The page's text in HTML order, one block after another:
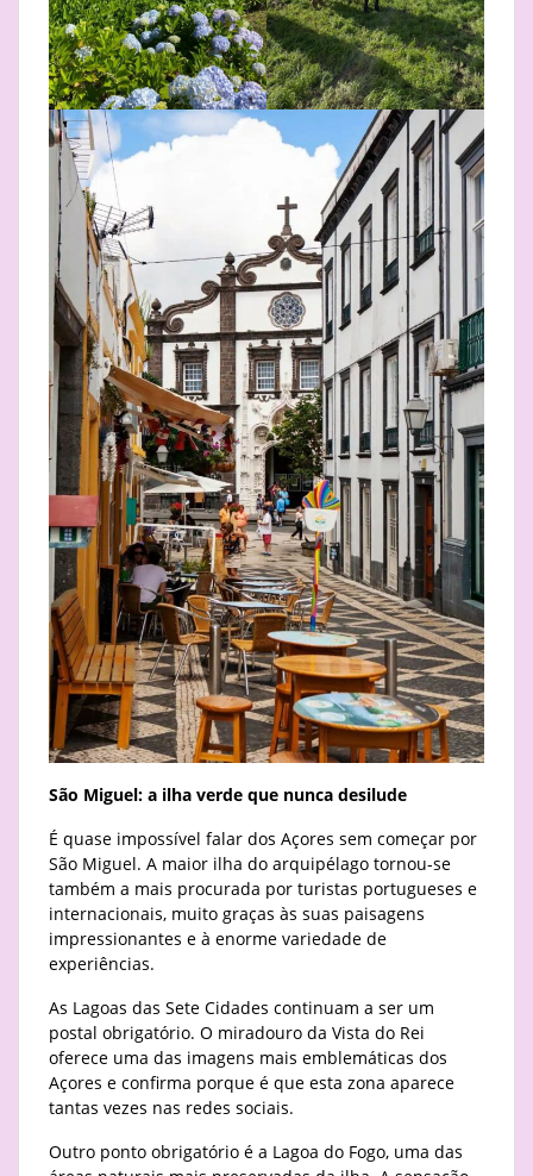
São Miguel: a ilha verde que nunca desilude
É quase impossível falar dos Açores sem começar por
São Miguel. A maior ilha do arquipélago tornou-se
também a mais procurada por turistas portugueses e
internacionais, muito graças às suas paisagens
impressionantes e à enorme variedade de
experiências.
As Lagoas das Sete Cidades continuam a ser um
postal obrigatório. O miradouro da Vista do Rei
oferece uma das imagens mais emblemáticas dos
Açores e confirma porque é que esta zona aparece
tantas vezes nas redes sociais.
Outro ponto obrigatório é a Lagoa do Fogo, uma das